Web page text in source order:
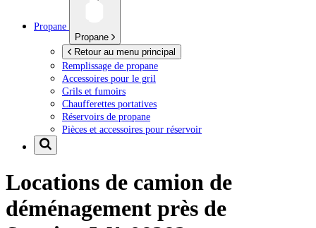
Propane
Propane
Retour au menu principal
Remplissage de propane
Accessoires pour le gril
Grils et fumoirs
Chaufferettes portatives
Réservoirs de propane
Pièces et accessoires pour réservoir
Locations de camion de
déménagement près de